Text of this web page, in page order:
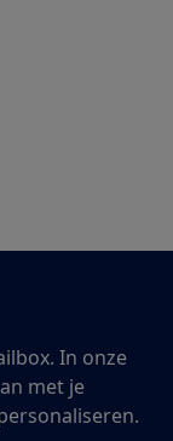
In onze
met je